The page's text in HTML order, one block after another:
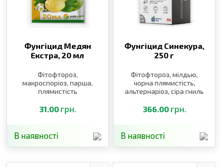
Фунгіцид Медян
Екстра, 20 мл
Фітофтороз,
макроспоріоз, парша,
плямистість
31.00 грн.
В наявності
Фунгіцид Синекура,
250 г
Фітофтороз, мілдью,
чорна плямистість,
альтернаріоз, сіра гниль
366.00 грн.
В наявності